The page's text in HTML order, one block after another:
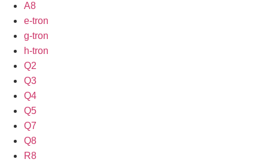
A8
e-tron
g-tron
h-tron
Q2
Q3
Q4
Q5
Q7
Q8
R8